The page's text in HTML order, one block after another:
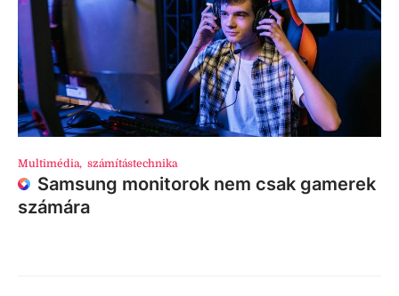
Multimédia, számítástechnika
Samsung monitorok nem csak gamerek
számára